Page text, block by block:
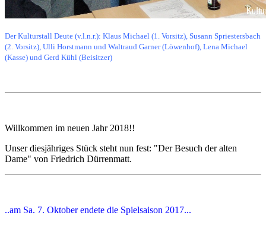
Der Kulturstall Deute (v.l.n.r.): Klaus Michael (1. Vorsitz), Susann Spriestersbach
(2. Vorsitz), Ulli Horstmann und Waltraud Garner (Löwenhof), Lena Michael
(Kasse) und Gerd Kühl (Beisitzer)
Willkommen im neuen Jahr 2018!!
Unser diesjähriges Stück steht nun fest: "Der Besuch der alten
Dame" von Friedrich Dürrenmatt.
..am Sa. 7. Oktober endete die Spielsaison 2017...